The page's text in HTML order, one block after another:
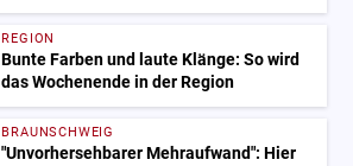
REGION
Bunte Farben und laute Klänge: So wird
das Wochenende in der Region
BRAUNSCHWEIG
"Unvorhersehbarer Mehraufwand": Hier